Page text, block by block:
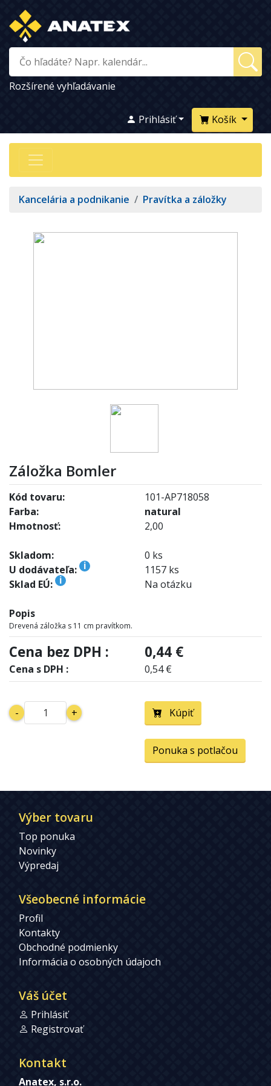
Rozšírené vyhľadávanie
Košík
Prihlásiť
Kancelária a podnikanie / Pravítka a záložky
Záložka Bomler
Kód tovaru:
101-AP718058
Farba:
natural
Hmotnosť:
2,00
Skladom:
0 ks
U dodávateľa:
i
1157 ks
Sklad EÚ:
i Na otázku
Popis
Drevená záložka s 11 cm pravítkom.
Cena bez DPH : 0,44 €
Cena s DPH : 0,54 €
- + Kúpiť
Ponuka s potlačou
Výber tovaru
Top ponuka
Novinky
Výpredaj
Všeobecné informácie
Profil
Kontakty
Obchodné podmienky
Informácia o osobných údajoch
Váš účet
Prihlásiť
Registrovať
Kontakt
Anatex, s.r.o.